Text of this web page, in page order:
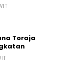
Toraja